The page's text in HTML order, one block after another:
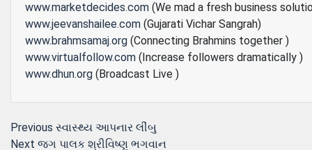
www.marketdecides.com (We mad a fresh business
www.jeevanshailee.com (Gujarati Vichar Sangrah)
www.brahmsamaj.org (Connecting Brahmins together )
www.virtualfollow.com (Increase followers dramatically )
www.dhun.org (Broadcast Live )
Post
Previous Previous
post:
સ્‍વાસ્‍થ્‍ય આપનાર લીંબુ
Next Next
જગ પાલક શ્રીવિષ્‍ણુ ભગવાન